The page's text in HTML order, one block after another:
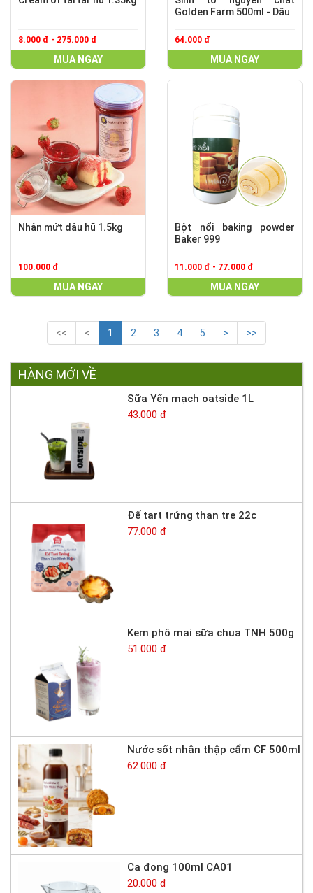
8.000 đ - 275.000 đ
MUA NGAY
Golden Farm 500ml - Dâu
64.000 đ
MUA NGAY
Nhân mứt dâu hũ 1.5kg
100.000 đ
MUA NGAY
Bột nổi baking powder
Baker 999
11.000 đ - 77.000 đ
MUA NGAY
<< < 1 2 3 4 5 > >>
HÀNG MỚI VỀ
Sữa Yến mạch oatside 1L
43.000 đ
Đế tart trứng than tre 22c
77.000 đ
Kem phô mai sữa chua TNH 500g
51.000 đ
Nước sốt nhân thập cẩm CF 500ml
62.000 đ
Ca đong 100ml CA01
20.000 đ